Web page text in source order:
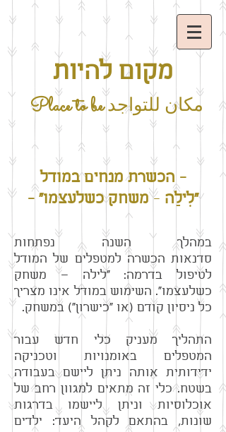
מקום להיות
مكان للتواجدPlace to be
- הכשרת מנחים במודל
"לִילַה -משחק כשלעצמו" -
במהלך השנה נפתחות
סדנאות הכשרה למטפלים של המודל
לטיפול בדרמה: "לילה – משחק
כשלעצמו". השימוש במודל אינו מצריך
כל ניסיון קודם (או "כישרון") במשחק.
התהליך מעניק כלי חדש עבור
המטפלים באומנויות וטכניקה
ידידותית אותה ניתן ליישם בעבודה
בשטח. כלי זה מתאים למגוון רחב של
אוכלוסיות וניתן ליישמו בדרגות
שונות, בהתאם לקהל היעד: ילדים